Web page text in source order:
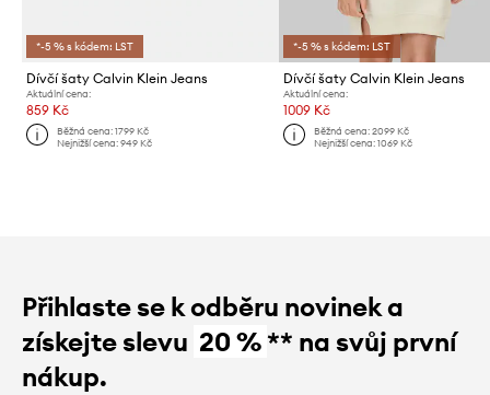
*-5 % s kódem: LST
Dívčí šaty Calvin Klein Jeans
Aktuální cena:
859 Kč
Běžná cena:1799 Kč
Nejnižší cena:949 Kč
*-5 % s kódem: LST
Dívčí šaty Calvin Klein Jeans
Aktuální cena:
1009 Kč
Běžná cena: 2099 Kč
Nejnižší cena: 1069 Kč
Přihlaste se k odběru novinek a
získejte slevu 20 %** na svůj první
nákup.